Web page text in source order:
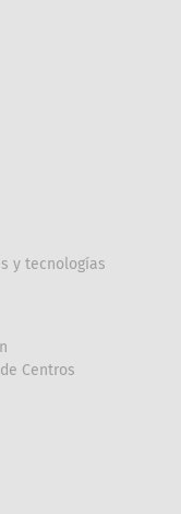
y tecnologías
Centros